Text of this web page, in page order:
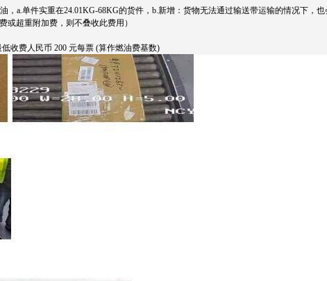
，a.单件实重在24.01KG-68KG的货件，b.新增：货物无法通过输送带运输的情况下，
或超重附加费，则不叠收此费用）
收费人民币 200 元每票 (算作燃油费基数)